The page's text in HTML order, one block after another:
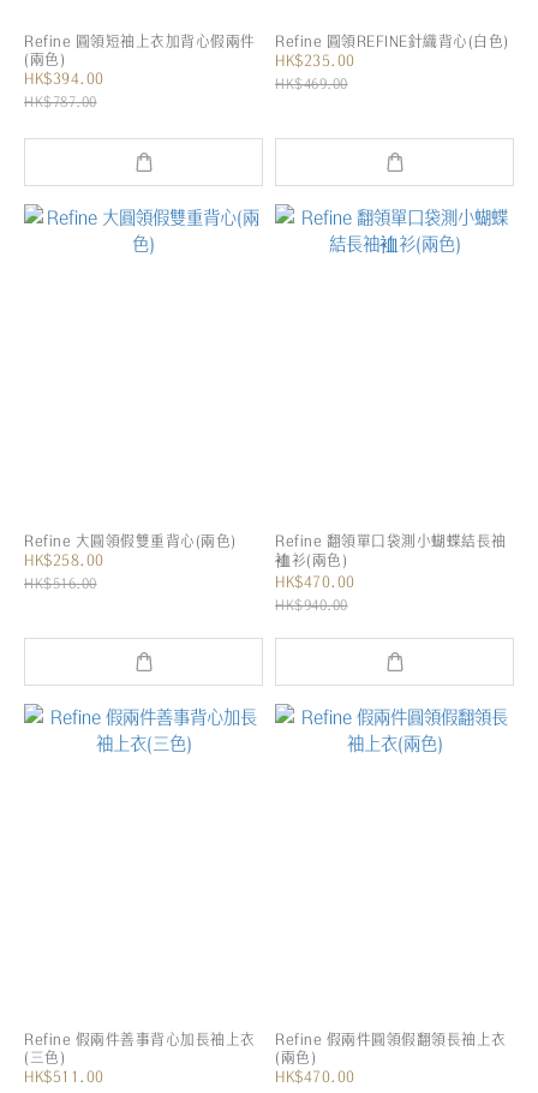
Refine 圓領短袖上衣加背心假兩件
(兩色)
HK$394.00
HK$787.00
Refine 圓領REFINE針織背心(白色)
HK$235.00
HK$469.00
Refine 大圓領假雙重背心(兩色)
HK$258.00
HK$516.00
Refine 翻領單口袋測小蝴蝶結長袖
裇衫(兩色)
HK$470.00
HK$940.00
Refine 假兩件善事背心加長袖上衣
(三色)
HK$511.00
Refine 假兩件圓領假翻領長袖上衣
(兩色)
HK$470.00